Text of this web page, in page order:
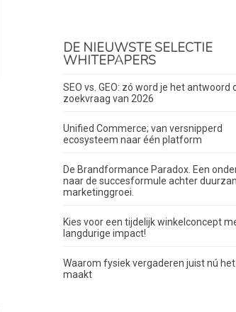
DE NIEUWSTE SELECTIE
WHITEPAPERS
SEO vs. GEO: zó word je het antwoord
zoekvraag van 2026
Unified Commerce; van versnipperd
ecosysteem naar één platform
De Brandformance Paradox. Een
naar de succesformule achter
marketinggroei.
Kies voor een tijdelijk winkelconcept
langdurige impact!
Waarom fysiek vergaderen juist nú het
maakt